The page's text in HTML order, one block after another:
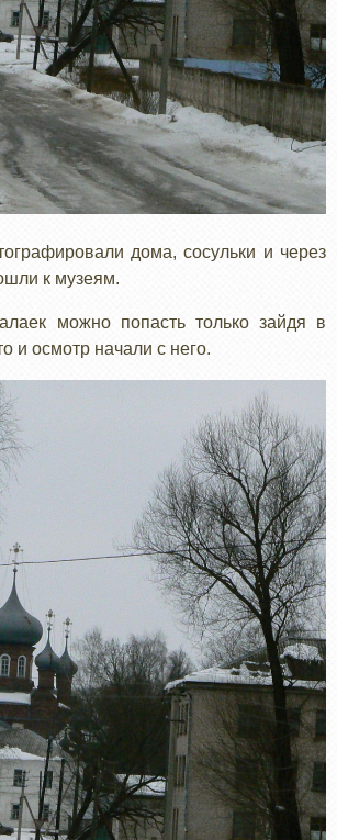
дома, сосульки и через
к музеям.
можно попасть только зайдя в
и осмотр начали с него.